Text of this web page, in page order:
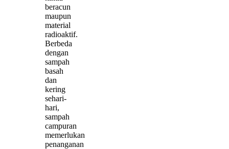
beracun
maupun
material
radioaktif.
Berbeda
dengan
sampah
basah
dan
kering
sehari-
hari,
sampah
campuran
memerlukan
penanganan